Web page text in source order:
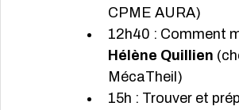
CPME AURA)
12h40 : Comment
Hélène Quillien
MécaTheil)
15h : Trouver et